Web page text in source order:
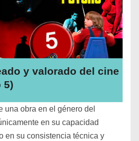
y valorado del cine
5)
una obra en el género del
en su capacidad
en su consistencia técnica y